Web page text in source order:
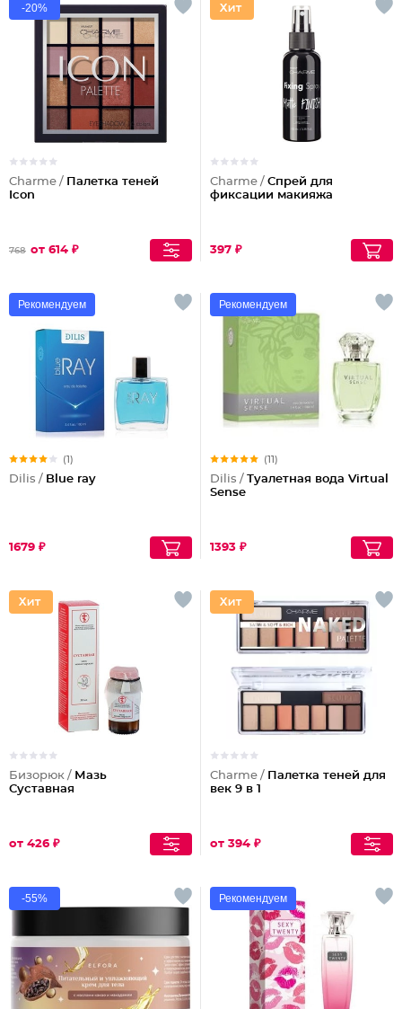
-20%
Charme / Палетка теней
Icon
768 от 614 ₽
Charme / Спрей для
фиксации макияжа
397 ₽
Рекомендуем
(1)
Dilis / Blue ray
1679 ₽
Рекомендуем
(11)
Dilis / Туалетная вода Virtual
Sense
1393 ₽
Бизорюк / Мазь
Суставная
от 426 ₽
Charme / Палетка теней для
век 9 в 1
от 394 ₽
-55% Рекомендуем